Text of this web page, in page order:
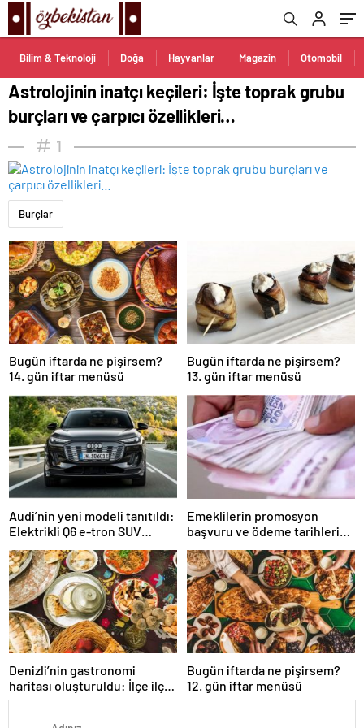
Bilim & Teknoloji Doğa Hayvanlar Magazin Otomobil
Astrolojinin inatçı keçileri: İşte toprak grubu
burçları ve çarpıcı özellikleri…
1
Burçlar
Bugün iftarda ne pişirsem?
14. gün iftar menüsü
Bugün iftarda ne pişirsem?
13. gün iftar menüsü
Audi’nin yeni modeli tanıtıldı:
Elektrikli Q6 e-tron SUV
geliyor…
Emeklilerin promosyon
başvuru ve ödeme tarihleri
emekliye ne kadar
promosyon veriyor?
Denizli’nin gastronomi
haritası oluşturuldu: İlçe ilçe
lezzet haritasi
Bugün iftarda ne pişirsem?
12. gün iftar menüsü